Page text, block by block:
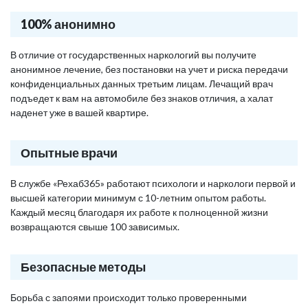
100% анонимно
В отличие от государственных наркологий вы получите
анонимное лечение, без постановки на учет и риска передачи
конфиденциальных данных третьим лицам. Лечащий врач
подъедет к вам на автомобиле без знаков отличия, а халат
наденет уже в вашей квартире.
Опытные врачи
В службе «Рехаб365» работают психологи и наркологи первой и
высшей категории минимум с 10-летним опытом работы.
Каждый месяц благодаря их работе к полноценной жизни
возвращаются свыше 100 зависимых.
Безопасные методы
Борьба с запоями происходит только проверенными